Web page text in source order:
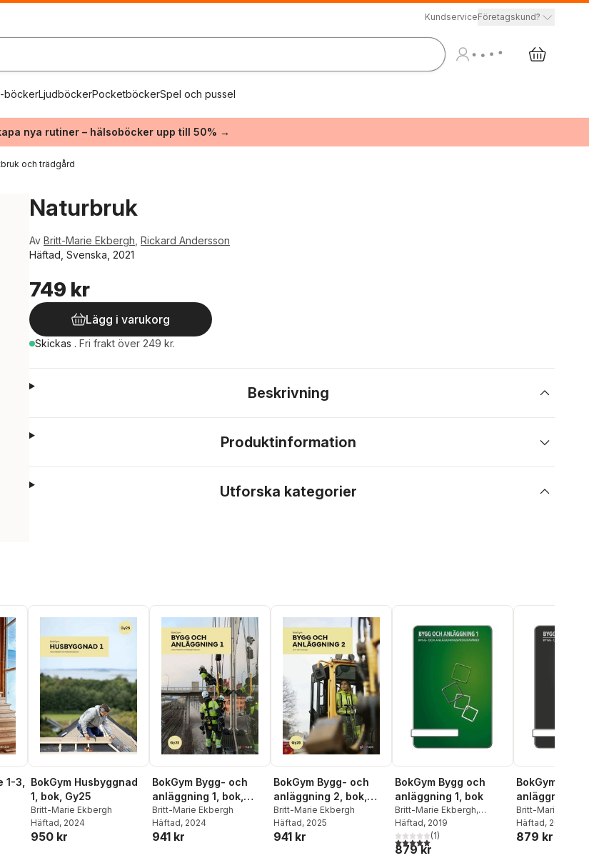
KundserviceFöretagskund?
böckerLjudböckerPocketböckerSpel och pussel
nya rutiner – hälsoböcker upp till 50% →
och trädgård
Naturbruk
Av Britt-Marie Ekbergh Rickard Andersson
Häftad, Svenska, 2021
749 kr
Lägg i varukorg
Skickas . Fri frakt över 249 kr.
Beskrivning
Produktinformation
Utforska kategorier
1-3, BokGym Husbyggnad
1, bok, Gy25
Britt-Marie Ekbergh
Häftad, 2024
950 kr
BokGym Bygg- och
anläggning 1, bok,
Gy25
Britt-Marie Ekbergh
Häftad, 2024
941 kr
BokGym Bygg- och
anläggning 2, bok,
Gy25
Britt-Marie Ekbergh
Häftad, 2025
941 kr
BokGym Bygg och
anläggning 1, bok
Britt-Marie Ekbergh,
Rickard Andersson
Häftad, 2019
5,0utav 5 stjärnor. Totalt antal röster:
(1)
879 kr
BokGym Bygg
anläggning 2,
Britt-Marie
Rickard
Häftad, 2019
879 kr